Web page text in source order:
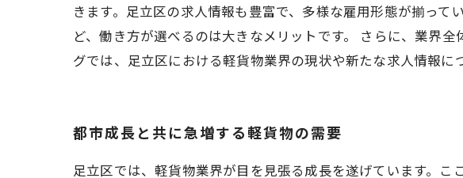
きます。足立区の求人情報も豊富で、多様な雇用形態が揃っ
ど、働き方が選べるのは大きなメリットです。 さらに、業界
グでは、足立区における軽貨物業界の現状や新たな求人情報に
都市成長と共に急増する軽貨物の需要
足立区では、軽貨物業界が目を見張る成長を遂げています。